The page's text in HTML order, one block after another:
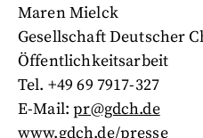
Maren Mielck
Gesellschaft Deutscher
Öffentlichkeitsarbeit
Tel. +49 69 7917-327
E-Mail:pr@gdch.de
www.gdch.de/presse